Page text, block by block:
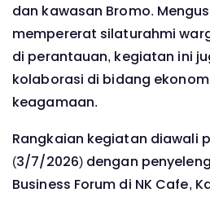
dan kawasan Bromo.
mempererat silaturahmi
di perantauan, kegiatan ini
kolaborasi di bidang
keagamaan.
Rangkaian kegiatan diawali
(3/7/2026) dengan
Business Forum di NK Cafe,